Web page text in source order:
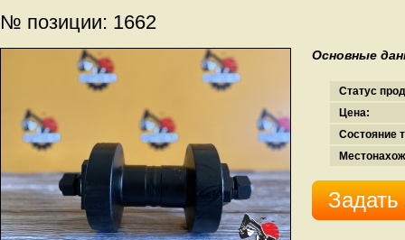
№ позиции: 1662
Основные
Статус
Цена:
Состояние
Задать